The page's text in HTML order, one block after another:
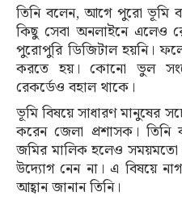
তিনি বলেন, আগে পুরো ভূমি
কিছু সেবা অনলাইনে এলেও
পুরোপুরি ডিজিটাল হয়নি।
করতে হয়। কোনো ভুল
রেকর্ডেও বহাল থাকে।
ভূমি বিষয়ে সাধারণ মানুষের
করেন জেলা প্রশাসক। তিনি
জমির মালিক হলেও সময়মতো
উদ্যোগ নেন না। এ বিষয়ে
আহ্বান জানান তিনি।